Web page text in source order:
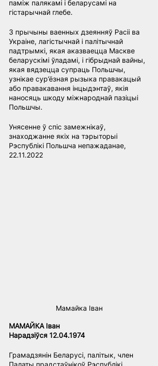
паміж палякамі і беларусамі на
гістарычнай глебе.
З прычыны ваенных дзеянняў Расіі ва
Украіне, лагістычнай і палітычнай
падтрымкі, якая аказваецца Маскве
беларускімі ўладамі, і гібрыднай вайны,
якая вядзецца супраць Польшчы,
узнікае сур’ёзная рызыка правакацый
або правакавання інцыдэнтаў, якія
наносяць шкоду міжнароднай пазіцыі
Польшчы.
Унясенне ў спіс замежнікаў,
знаходжанне якіх на тэрыторыі
Рэспублікі Польшча непажаданае,
22.11.2022
Мамайка Іван
МАМАЙКА Іван
Нарадзіўся 12.04.1974
Грамадзянін Беларусі, палітык, член